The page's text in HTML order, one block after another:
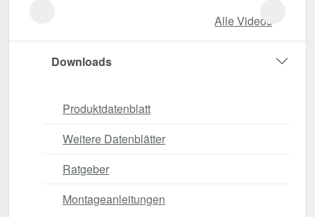
Alle Videos
Downloads
Produktdatenblatt
Weitere Datenblätter
Ratgeber
Montageanleitungen